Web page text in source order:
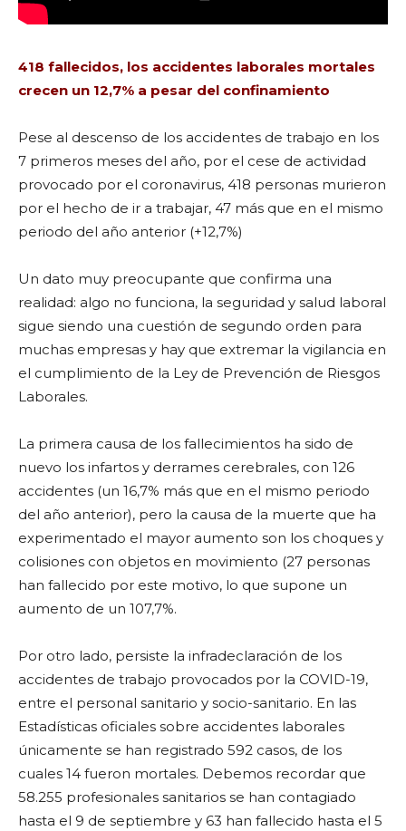
418 fallecidos, los accidentes laborales mortales
crecen un 12,7% a pesar del confinamiento
Pese al descenso de los accidentes de trabajo en los
7 primeros meses del año, por el cese de actividad
provocado por el coronavirus, 418 personas murieron
por el hecho de ir a trabajar, 47 más que en el mismo
periodo del año anterior (+12,7%)
Un dato muy preocupante que confirma una
realidad: algo no funciona, la seguridad y salud laboral
sigue siendo una cuestión de segundo orden para
muchas empresas y hay que extremar la vigilancia en
el cumplimiento de la Ley de Prevención de Riesgos
Laborales.
La primera causa de los fallecimientos ha sido de
nuevo los infartos y derrames cerebrales, con 126
accidentes (un 16,7% más que en el mismo periodo
del año anterior), pero la causa de la muerte que ha
experimentado el mayor aumento son los choques y
colisiones con objetos en movimiento (27 personas
han fallecido por este motivo, lo que supone un
aumento de un 107,7%.
Por otro lado, persiste la infradeclaración de los
accidentes de trabajo provocados por la COVID-19,
entre el personal sanitario y socio-sanitario. En las
Estadísticas oficiales sobre accidentes laborales
únicamente se han registrado 592 casos, de los
cuales 14 fueron mortales. Debemos recordar que
58.255 profesionales sanitarios se han contagiado
hasta el 9 de septiembre y 63 han fallecido hasta el 5